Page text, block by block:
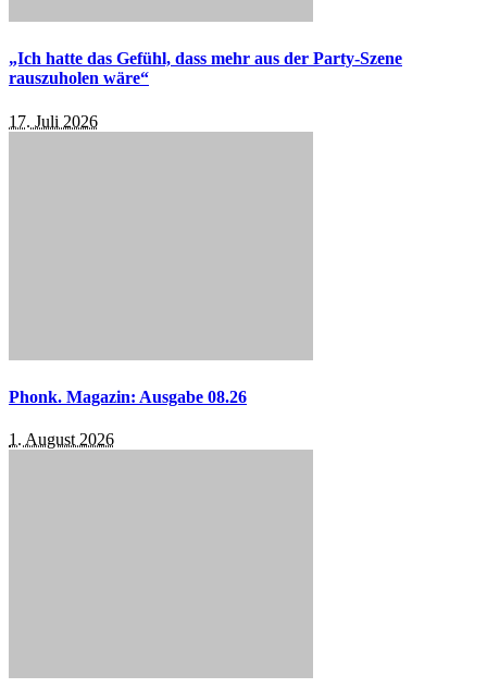
„Ich hatte das Gefühl, dass mehr aus der Party-Szene
rauszuholen wäre“
17. Juli 2026
Phonk. Magazin: Ausgabe 08.26
1. August 2026